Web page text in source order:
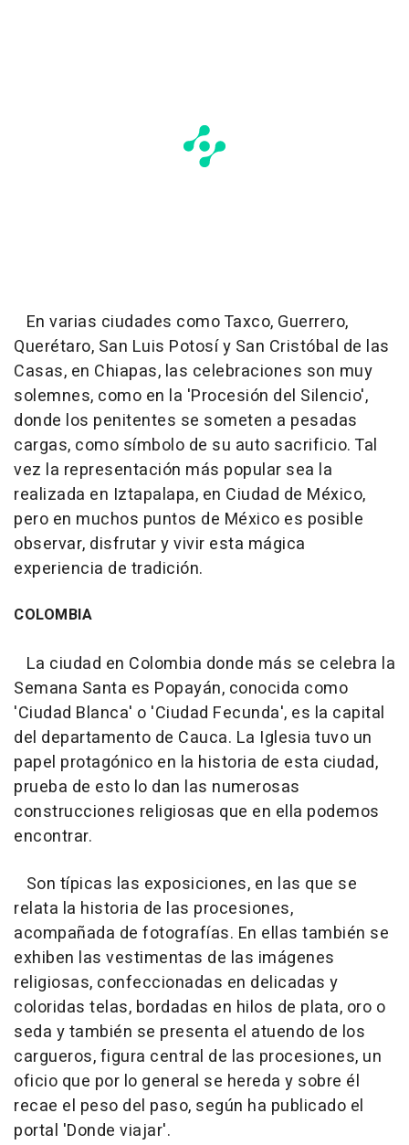
En varias ciudades como Taxco, Guerrero,
Querétaro, San Luis Potosí y San Cristóbal de las
Casas, en Chiapas, las celebraciones son muy
solemnes, como en la 'Procesión del Silencio',
donde los penitentes se someten a pesadas
cargas, como símbolo de su auto sacrificio. Tal
vez la representación más popular sea la
realizada en Iztapalapa, en Ciudad de México,
pero en muchos puntos de México es posible
observar, disfrutar y vivir esta mágica
experiencia de tradición.
COLOMBIA
La ciudad en Colombia donde más se celebra la
Semana Santa es Popayán, conocida como
'Ciudad Blanca' o 'Ciudad Fecunda', es la capital
del departamento de Cauca. La Iglesia tuvo un
papel protagónico en la historia de esta ciudad,
prueba de esto lo dan las numerosas
construcciones religiosas que en ella podemos
encontrar.
Son típicas las exposiciones, en las que se
relata la historia de las procesiones,
acompañada de fotografías. En ellas también se
exhiben las vestimentas de las imágenes
religiosas, confeccionadas en delicadas y
coloridas telas, bordadas en hilos de plata, oro o
seda y también se presenta el atuendo de los
cargueros, figura central de las procesiones, un
oficio que por lo general se hereda y sobre él
recae el peso del paso, según ha publicado el
portal 'Donde viajar'.